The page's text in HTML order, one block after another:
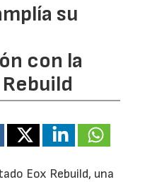
su
con la
Eox Rebuild, una